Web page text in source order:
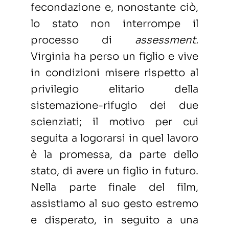
fecondazione e, nonostante ciò,
lo stato non interrompe il
processo di assessment.
Virginia ha perso un figlio e vive
in condizioni misere rispetto al
privilegio elitario della
sistemazione-rifugio dei due
scienziati; il motivo per cui
seguita a logorarsi in quel lavoro
è la promessa, da parte dello
stato, di avere un figlio in futuro.
Nella parte finale del film,
assistiamo al suo gesto estremo
e disperato, in seguito a una